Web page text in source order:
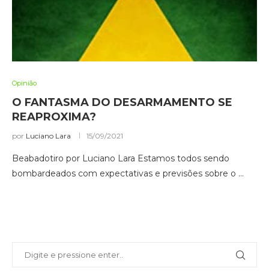
Opinião
O FANTASMA DO DESARMAMENTO SE
REAPROXIMA?
por Luciano Lara 15/09/2021
Beabadotiro por Luciano Lara Estamos todos sendo
bombardeados com expectativas e previsões sobre o …